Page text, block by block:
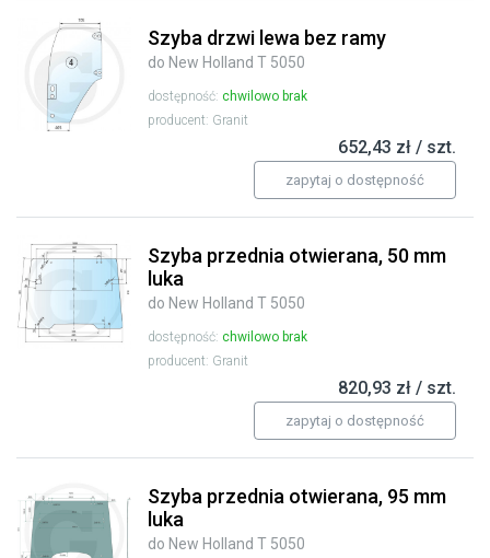
Szyba drzwi lewa bez ramy
do New Holland T 5050
dostępność: chwilowo brak
producent: Granit
652,43 zł / szt.
zapytaj o dostępność
Szyba przednia otwierana, 50 mm
luka
do New Holland T 5050
dostępność: chwilowo brak
producent: Granit
820,93 zł / szt.
zapytaj o dostępność
Szyba przednia otwierana, 95 mm
luka
do New Holland T 5050